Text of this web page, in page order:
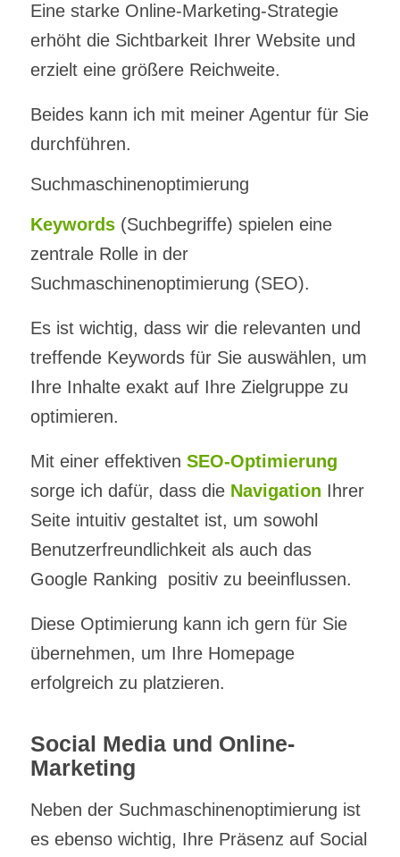
Eine starke Online-Marketing-Strategie
erhöht die Sichtbarkeit Ihrer Website und
erzielt eine größere Reichweite.
Beides kann ich mit meiner Agentur für Sie
durchführen.
Suchmaschinenoptimierung
Keywords(Suchbegriffe) spielen eine
zentrale Rolle in der
Suchmaschinenoptimierung (SEO).
Es ist wichtig, dass wir die relevanten und
treffende Keywords für Sie auswählen, um
Ihre Inhalte exakt auf Ihre Zielgruppe zu
optimieren.
Mit einer effektiven SEO-Optimierung
sorge ich dafür, dass die Navigation Ihrer
Seite intuitiv gestaltet ist, um sowohl
Benutzerfreundlichkeit als auch das
Google Ranking positiv zu beeinflussen.
Diese Optimierung kann ich gern für Sie
übernehmen, um Ihre Homepage
erfolgreich zu platzieren.
Social Media und Online-
Marketing
Neben der Suchmaschinenoptimierung ist
es ebenso wichtig, Ihre Präsenz auf Social